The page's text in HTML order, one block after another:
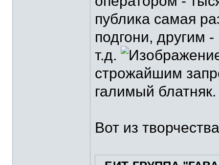
публика самая
подгони, другим
т.д.
строжайшим
галимый блатняк.
Вот из